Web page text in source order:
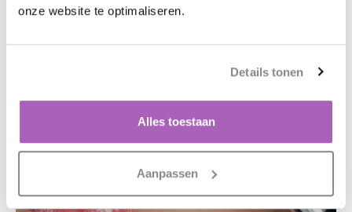
onze website te optimaliseren.
Details tonen
Alles toestaan
Aanpassen